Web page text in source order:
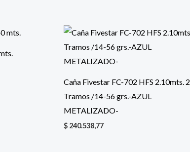
Caña Fivestar FC-702 HFS 2.10mts. 2
Tramos /14-56 grs.-AZUL
METALIZADO-
$ 240.538,77